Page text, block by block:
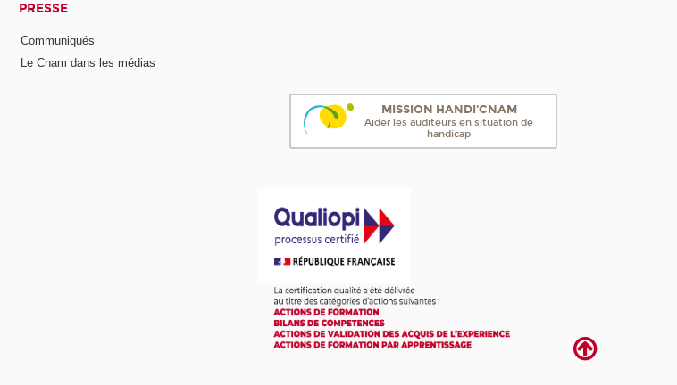
PRESSE
Communiqués
Le Cnam dans les médias
MISSION HANDI'CNAM
Aider les auditeurs en situation de
handicap